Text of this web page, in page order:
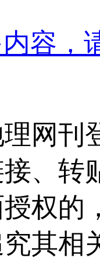
容，
网刊
、转
权的
其相